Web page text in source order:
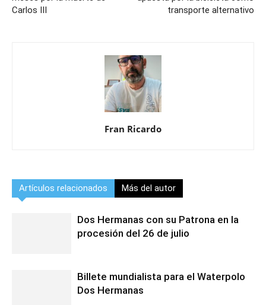
Carlos III
transporte alternativo
Fran Ricardo
Artículos relacionados Más del autor
Dos Hermanas con su Patrona en la
procesión del 26 de julio
Billete mundialista para el Waterpolo
Dos Hermanas